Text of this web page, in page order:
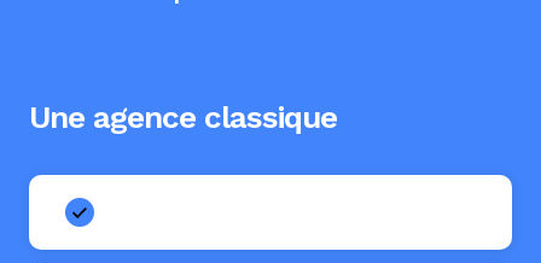
Une agence classique